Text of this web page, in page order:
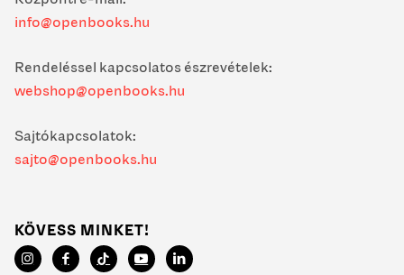
info@openbooks.hu
Rendeléssel kapcsolatos észrevételek:
webshop@openbooks.hu
Sajtókapcsolatok:
sajto@openbooks.hu
KÖVESS MINKET!